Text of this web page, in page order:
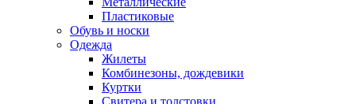
Пластиковые
Обувь и носки
Одежда
Жилеты
Комбинезоны, дождевики
Куртки
Свитера и толстовки